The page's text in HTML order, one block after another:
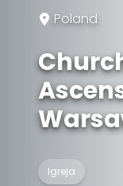
Poland
Igreja